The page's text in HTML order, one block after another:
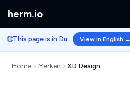
herm.io
🌐 This page is in Dutch. View in English →
Home Merken XD Design